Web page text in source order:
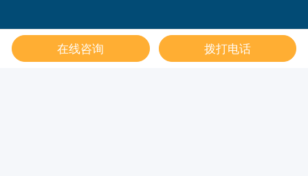
Copyright © 2013-2026 深圳市欧姆雷盾科技有限公司 • 版
Send Inquiry
在线咨询 拨打电话